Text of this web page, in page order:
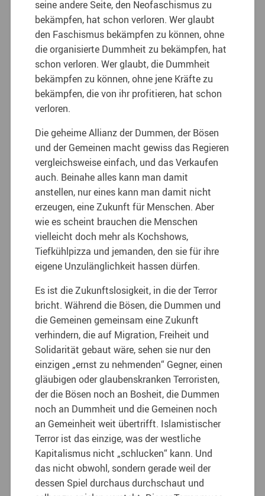
seine andere Seite, den Neofaschismus zu
bekämpfen, hat schon verloren. Wer glaubt
den Faschismus bekämpfen zu können, ohne
die organisierte Dummheit zu bekämpfen, hat
schon verloren. Wer glaubt, die Dummheit
bekämpfen zu können, ohne jene Kräfte zu
bekämpfen, die von ihr profitieren, hat schon
verloren.
Die geheime Allianz der Dummen, der Bösen
und der Gemeinen macht gewiss das Regieren
vergleichsweise einfach, und das Verkaufen
auch. Beinahe alles kann man damit
anstellen, nur eines kann man damit nicht
erzeugen, eine Zukunft für Menschen. Aber
wie es scheint brauchen die Menschen
vielleicht doch mehr als Kochshows,
Tiefkühlpizza und jemanden, den sie für ihre
eigene Unzulänglichkeit hassen dürfen.
Es ist die Zukunftslosigkeit, in die der Terror
bricht. Während die Bösen, die Dummen und
die Gemeinen gemeinsam eine Zukunft
verhindern, die auf Migration, Freiheit und
Solidarität gebaut wäre, sehen sie nur den
einzigen „ernst zu nehmenden“ Gegner, einen
gläubigen oder glaubenskranken Terroristen,
der die Bösen noch an Bosheit, die Dummen
noch an Dummheit und die Gemeinen noch
an Gemeinheit weit übertrifft. Islamistischer
Terror ist das einzige, was der westliche
Kapitalismus nicht „schlucken“ kann. Und
das nicht obwohl, sondern gerade weil der
dessen Spiel durchaus durchschaut und